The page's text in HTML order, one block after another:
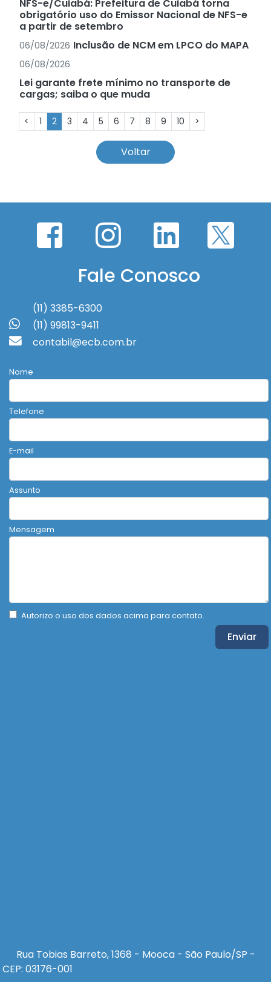
NFS-e/Cuiabá: Prefeitura de Cuiabá torna
obrigatório uso do Emissor Nacional de NFS-e
a partir de setembro
06/08/2026 Inclusão de NCM em LPCO do MAPA
06/08/2026
Lei garante frete mínimo no transporte de
cargas; saiba o que muda
< 1 2 3 4 5 6 7 8 9 10 >
Voltar
Fale Conosco
(11) 3385-6300
(11) 99813-9411
contabil@ecb.com.br
Nome
Telefone
E-mail
Assunto
Mensagem
Autorizo o uso dos dados acima para contato.
Enviar
Rua Tobias Barreto, 1368 - Mooca - São Paulo/SP -
CEP: 03176-001